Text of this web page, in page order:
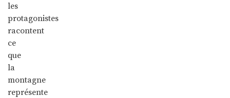
les
protagonistes
racontent
ce
que
la
montagne
représente